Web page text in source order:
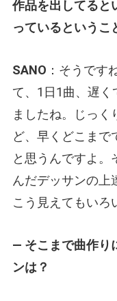
作品を出してると
っているというこ
SANO ：そうです
て、1日1曲、遅く
ましたね。じっく
ど、早くどこまで
と思うんですよ。
んだデッサンの上
こう見えてもいろ
— そこまで曲作り
ンは？